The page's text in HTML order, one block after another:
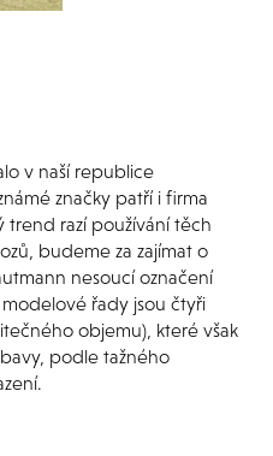
v naší republice
značky patří i firma
trend razí používání těch
budeme za zajímat o
nesoucí označení
řady jsou čtyři
objemu), které však
podle tažného